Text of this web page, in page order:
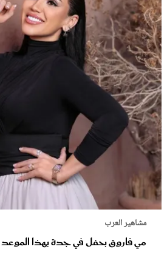
مشاهير العرب
مي فاروق بحفل في جدة بهذا الموعد